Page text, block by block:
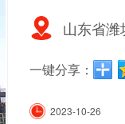
山东省
一键分享：
2023-10-26